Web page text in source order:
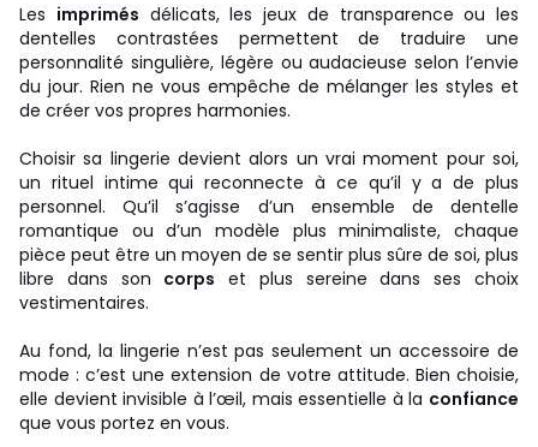
Les imprimés délicats, les jeux de transparence ou les
dentelles contrastées permettent de traduire une
personnalité singulière, légère ou audacieuse selon l’envie
du jour. Rien ne vous empêche de mélanger les styles et
de créer vos propres harmonies.
Choisir sa lingerie devient alors un vrai moment pour soi,
un rituel intime qui reconnecte à ce qu’il y a de plus
personnel. Qu’il s’agisse d’un ensemble de dentelle
romantique ou d’un modèle plus minimaliste, chaque
pièce peut être un moyen de se sentir plus sûre de soi, plus
libre dans son corps et plus sereine dans ses choix
vestimentaires.
Au fond, la lingerie n’est pas seulement un accessoire de
mode : c’est une extension de votre attitude. Bien choisie,
elle devient invisible à l’œil, mais essentielle à la confiance
que vous portez en vous.